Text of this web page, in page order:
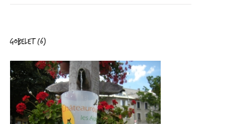
gobelet (6)